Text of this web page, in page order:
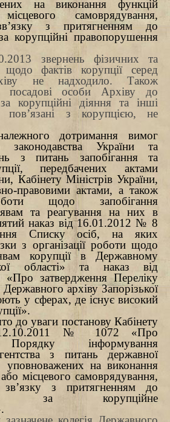
на виконання функцій
самоврядування,
з притягненням до
за корупційні правопорушення
звернень фізичних та
фактів корупції серед
не надходило. Також
особи Архіву до
за корупційні діяння та інші
пов’язані з корупцією, не
дотримання вимог
законодавства України та
з питань запобігання та
передбачених актами
Кабінету Міністрів України,
правовими актами, а також
щодо запобігання
та реагування на них в
наказ від 16.01.2012 № 8
Списку осіб, на яких
з організації роботи щодо
корупції в Державному
області» та наказ від
затвердження Переліку
Державного архіву Запорізької
у сферах, де існує високий
до уваги постанову Кабінету
№ 1072 «Про
Порядку інформування
з питань державної
на виконання
місцевого самоврядування,
зв’язку з притягненням до
за корупційне